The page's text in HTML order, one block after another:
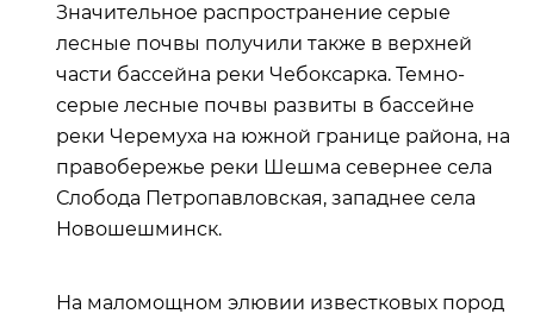
Значительное распространение серые
лесные почвы получили также в верхней
части бассейна реки Чебоксарка. Темно-
серые лесные почвы развиты в бассейне
реки Черемуха на южной границе района, на
правобережье реки Шешма севернее села
Слобода Петропавловская, западнее села
Новошешминск.
На маломощном элювии известковых пород